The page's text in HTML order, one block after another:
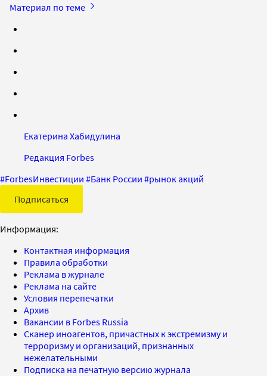
Материал по теме
Екатерина Хабидулина
Редакция Forbes
#ForbesИнвестиции #Банк России #рынок акций
Подписаться
Информация:
Контактная информация
Правила обработки
Реклама в журнале
Реклама на сайте
Условия перепечатки
Архив
Вакансии в Forbes Russia
Сканер иноагентов, причастных к экстремизму и
терроризму и организаций, признанных
нежелательными
Подписка на печатную версию журнала